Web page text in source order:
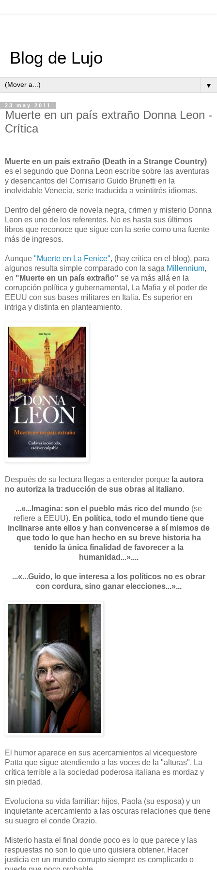
Blog de Lujo
▼
23 may 2011
Muerte en un país extraño Donna Leon -
Crítica
Muerte en un país extraño (Death in a Strange Country)
es el segundo que Donna Leon escribe sobre las aventuras
y desencantos del Comisario Guido Brunetti en la
inolvidable Venecia, serie traducida a veintitrés idiomas.
Dentro del género de novela negra, crimen y misterio Donna
Leon es uno de los referentes. No es hasta sus últimos
libros que reconoce que sigue con la serie como una fuente
más de ingresos.
Aunque "Muerte en La Fenice", (hay crítica en el blog), para
algunos resulta simple comparado con la saga Millennium,
en "Muerte en un país extraño" se va más allá en la
corrupción política y gubernamental, La Mafia y el poder de
EEUU con sus bases militares en Italia. Es superior en
intriga y distinta en planteamiento.
Después de su lectura llegas a entender porque la autora
no autoriza la traducción de sus obras al italiano.
...«...Imagina: son el pueblo más rico del mundo (se
refiere a EEUU). En política, todo el mundo tiene que
inclinarse ante ellos y han convencerse a sí mismos de
que todo lo que han hecho en su breve historia ha
tenido la única finalidad de favorecer a la
humanidad...»....
...«...Guido, lo que interesa a los políticos no es obrar
con cordura, sino ganar elecciones...»...
El humor aparece en sus acercamientos al vicequestore
Patta que sigue atendiendo a las voces de la "alturas". La
crítica terrible a la sociedad poderosa italiana es mordaz y
sin piedad.
Evoluciona su vida familiar: hijos, Paola (su esposa) y un
inquietante acercamiento a las oscuras relaciones que tiene
su suegro el conde Orazio.
Misterio hasta el final donde poco es lo que parece y las
respuestas no son lo que uno quisiera obtener. Hacer
justicia en un mundo corrupto siempre es complicado o